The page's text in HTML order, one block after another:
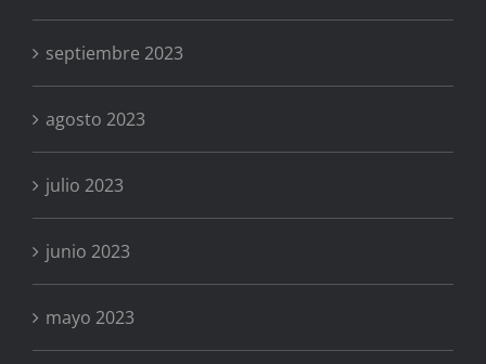
septiembre 2023
agosto 2023
julio 2023
junio 2023
mayo 2023